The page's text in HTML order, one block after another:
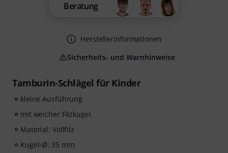
Tamburin-Schlägel für Kinder
kleine Ausführung
mit weicher Filzkugel
Material: Vollfilz
Kugel-Ø: 35 mm
Beratung
Herstellerinformationen
Sicherheits- und Warnhinweise